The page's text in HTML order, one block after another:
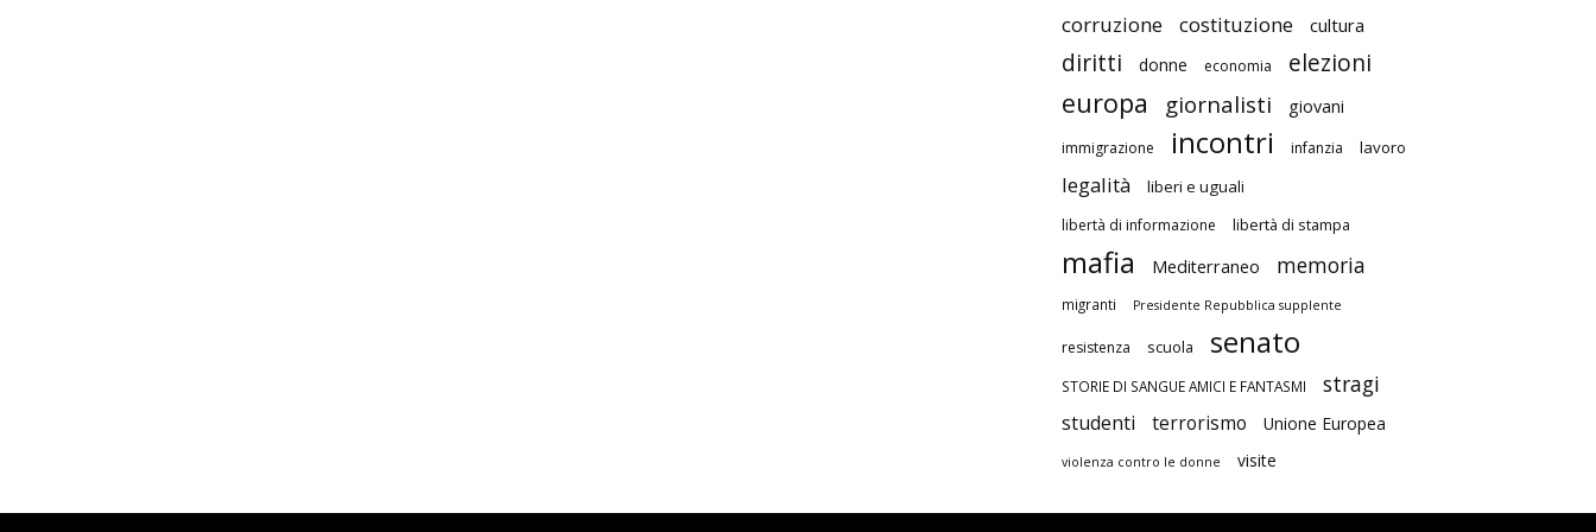
corruzione costituzione cultura
diritti donne economia elezioni
europa giornalisti giovani
immigrazione incontri infanzia lavoro
legalità liberi e uguali
libertà di informazione libertà di stampa
mafia Mediterraneo memoria
migranti Presidente Repubblica supplente
resistenza scuola senato
STORIE DI SANGUE AMICI E FANTASMI stragi
studenti terrorismo Unione Europea
violenza contro le donne visite